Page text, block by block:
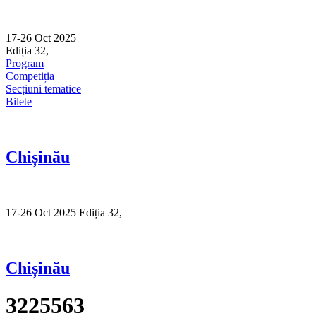
17-26 Oct 2025
Ediția 32,
Program
Competiția
Secțiuni tematice
Bilete
Chișinău
17-26 Oct 2025 Ediția 32,
Chișinău
3225563